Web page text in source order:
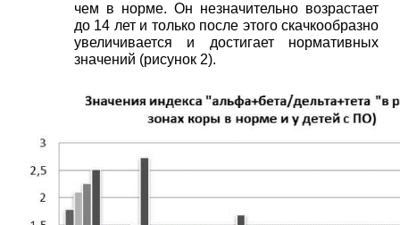
чем в норме. Он незначительно возрастает
до 14 лет и только после этого скачкообразно
увеличивается и достигает нормативных
значений (рисунок 2).